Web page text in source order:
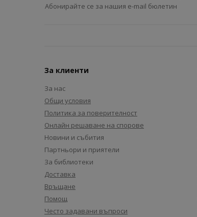
Абонирайте се за нашия e-mail бюлетин
За клиенти
За нас
Общи условия
Политика за поверителност
Онлайн решаване на спорове
Новини и събития
Партньори и приятели
За библиотеки
Доставка
Връщане
Помощ
Често задавани въпроси